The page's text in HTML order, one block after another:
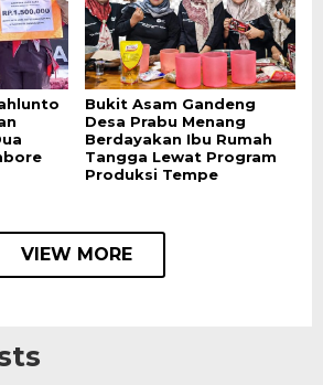
Bukit Asam Gandeng
Desa Prabu Menang
Berdayakan Ibu Rumah
Tangga Lewat Program
Produksi Tempe
VIEW MORE